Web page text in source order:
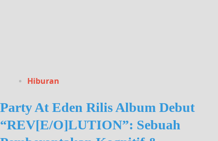
Hiburan
Party At Eden Rilis Album Debut
“REV[E/O]LUTION”: Sebuah